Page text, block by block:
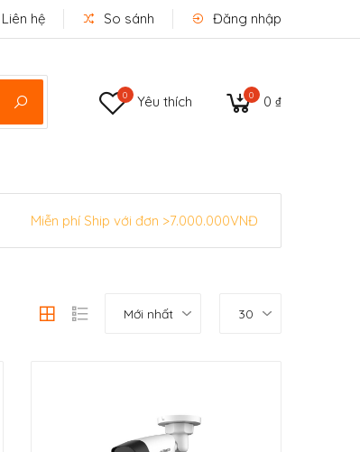
Liên hệ So sánh Đăng nhập
0 Yêu thích 0 0 ₫
Miễn phí Ship với đơn >7.000.000VNĐ
Mới nhất 30